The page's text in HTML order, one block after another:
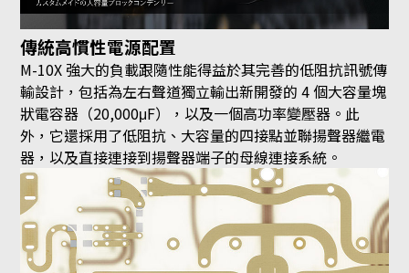
傳統高慣性電源配置
M-10X 強大的負載跟隨性能得益於其完善的低阻抗訊號傳
輸設計，包括為左右聲道獨立輸出新開發的 4 個大容量塊
狀電容器（20,000μF），以及一個高功率變壓器。此
外，它還採用了低阻抗、大容量的四接點並聯揚聲器繼電
器，以及直接連接到揚聲器端子的母線連接系統。